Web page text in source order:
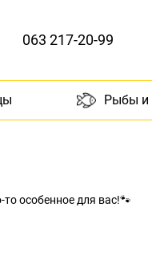
063 217-20-99
Рыбы и
особенное для вас!🐾